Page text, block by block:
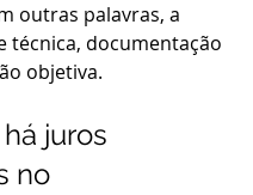
outras palavras, a
técnica, documentação
objetiva.
juros
no